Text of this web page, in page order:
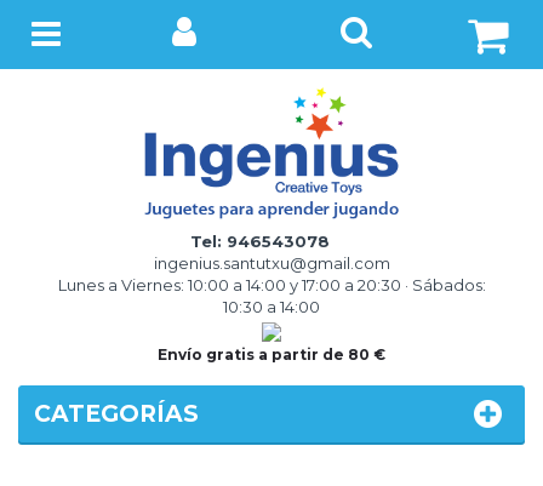
Tel: 946543078
ingenius.santutxu@gmail.com
Lunes a Viernes: 10:00 a 14:00 y 17:00 a 20:30 · Sábados:
10:30 a 14:00
Menú
Envío gratis a partir de 80 €
CATEGORÍAS